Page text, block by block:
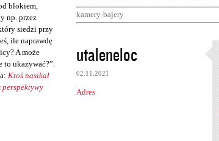
blokiem,
np. przez
siedzi przy
ile naprawdę
A może
to ukazywać?”.
Ktoś nasikał
kamery-bajery
K
o
m
e
utaleneloc
02.11.2021
Adres